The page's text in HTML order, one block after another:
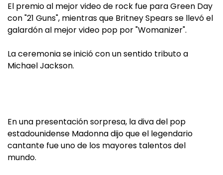
El premio al mejor video de rock fue para Green Day
con "21 Guns", mientras que Britney Spears se llevó el
galardón al mejor video pop por "Womanizer".
La ceremonia se inició con un sentido tributo a
Michael Jackson.
En una presentación sorpresa, la diva del pop
estadounidense Madonna dijo que el legendario
cantante fue uno de los mayores talentos del
mundo.